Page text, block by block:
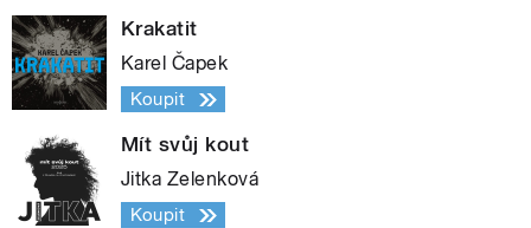
Krakatit
Karel Čapek
Koupit
Mít svůj kout
Jitka Zelenková
Koupit